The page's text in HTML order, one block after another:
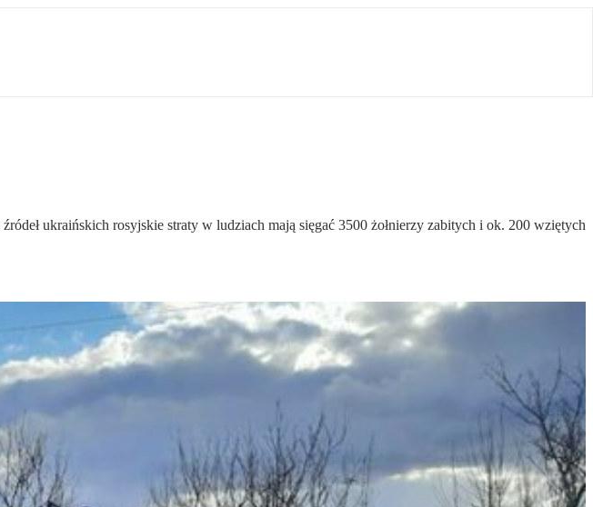
ukraińskich rosyjskie straty w ludziach mają sięgać 3500 żołnierzy zabitych i ok. 200 wziętych